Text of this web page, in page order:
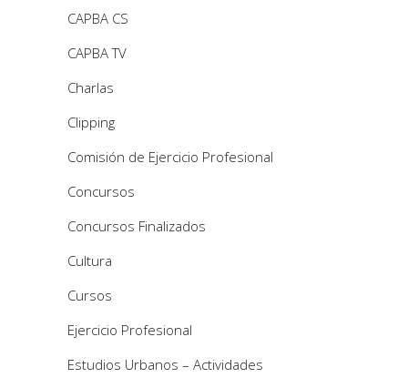
CAPBA CS
CAPBA TV
Charlas
Clipping
Comisión de Ejercicio Profesional
Concursos
Concursos Finalizados
Cultura
Cursos
Ejercicio Profesional
Estudios Urbanos – Actividades